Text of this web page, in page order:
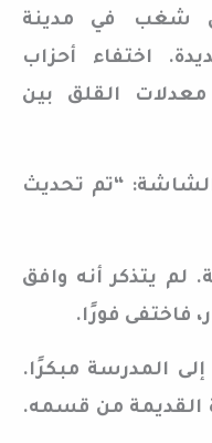
شغب في مدينة
اختفاء أحزاب
القلق بين
“تم تحديث
لم يتذكر أنه وافق
فاختفى فورًا.
المدرسة مبكرًا.
القديمة من قسمه.